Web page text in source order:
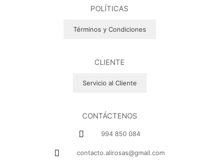
POLÍTICAS
Términos y Condiciones
CLIENTE
Servicio al Cliente
CONTÁCTENOS
994 850 084
contacto.alirosas@gmail.com